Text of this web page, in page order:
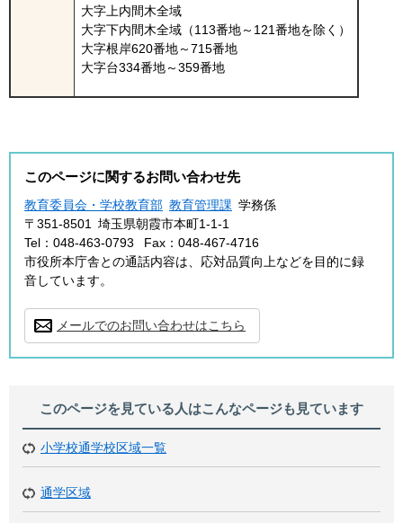
大字上内間木全域
大字下内間木全域（113番地～121番地を除く）
大字根岸620番地～715番地
大字台334番地～359番地
このページに関するお問い合わせ先
教育委員会・学校教育部 教育管理課 学務係
〒351-8501
埼玉県朝霞市本町1-1-1
Tel：048-463-0793
Fax：048-467-4716
市役所本庁舎との通話内容は、応対品質向上などを目的に録
音しています。
メールでのお問い合わせはこちら
このページを見ている人はこんなページも見ています
小学校通学校区域一覧
通学区域